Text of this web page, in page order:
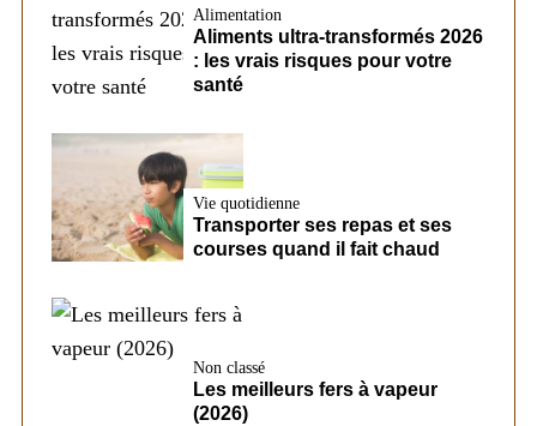
Alimentation
Aliments ultra-transformés 2026
: les vrais risques pour votre
santé
Vie quotidienne
Transporter ses repas et ses
courses quand il fait chaud
Non classé
Les meilleurs fers à vapeur
(2026)